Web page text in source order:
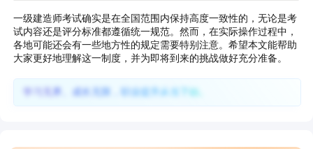
一级建造师考试确实是在全国范围内保持高度一致性的，无论是考
试内容还是评分标准都遵循统一规范。然而，在实际操作过程中，
各地可能还会有一些地方性的规定需要特别注意。希望本文能帮助
大家更好地理解这一制度，并为即将到来的挑战做好充分准备。
学习无界、成长无限，职业提升从当下始。